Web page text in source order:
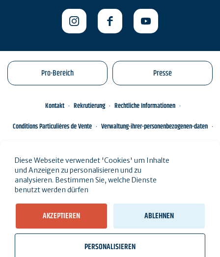
Pro-Bereich Presse
Kontakt Rekrutierung
Rechtliche Informationen
Conditions Particulières de Vente
Verwaltung-ihrer-personenbezogenen-daten
Diese Webseite verwendet 'Cookies' um Inhalte
und Anzeigen zu personalisieren und zu
analysieren. Bestimmen Sie, welche Dienste
benutzt werden dürfen
AKZEPTIEREN ABLEHNEN
PERSONALISIEREN